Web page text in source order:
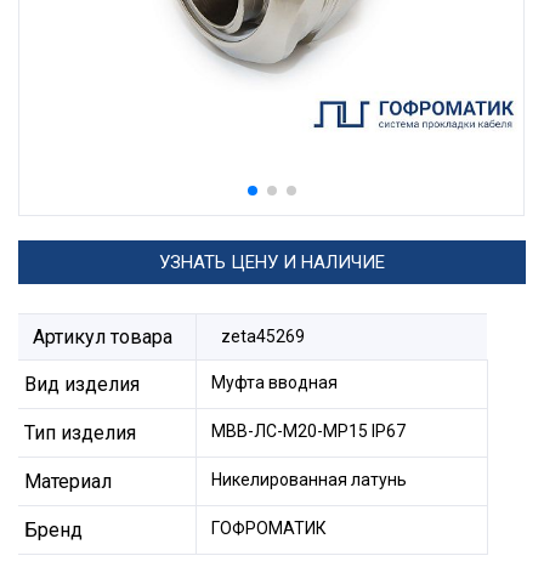
УЗНАТЬ ЦЕНУ И НАЛИЧИЕ
Артикул товара zeta45269
Вид изделия Муфта вводная
Тип изделия МВВ-ЛС-М20-МР15 IP67
Материал Никелированная латунь
Бренд ГОФРОМАТИК